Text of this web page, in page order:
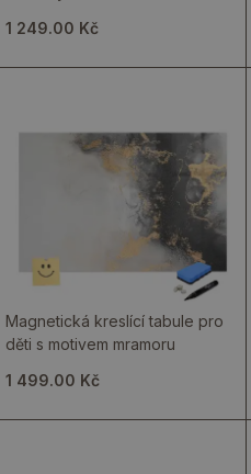
1 249.00 Kč
Magnetická kreslící tabule pro
děti s motivem mramoru
1 499.00 Kč